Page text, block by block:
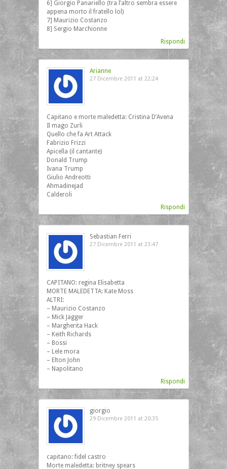
6] Giorgio Panariello (tra l’altro sembra essere
appena morto il fratello lol)
7] Maurizio Costanzo
8] Sergio Marchionne
Rispondi
Arianne
27 Dicembre 2011 at 22:24
Capitano e morte maledetta: Cristina D’Avena
Il mago Zurli
Quello che fa Art Attack
Fabrizio Frizzi
Apicella (il cantante)
Donald Trump
Ivana Trump
Giulio Andreotti
Ahmadinejad
Calderoli
Rispondi
Sebastian Ferri
27 Dicembre 2011 at 23:47
CAPITANO: regina Elisabetta
MORTE MALEDETTA: Kate Moss
ALTRI:
– Maurizio Costanzo
– Mick Jagger
– Margherita Hack
– Keith Richards
– Bossi
– Lele mora
– Elton John
– Napolitano
Rispondi
giorgio
29 Dicembre 2011 at 20:35
capitano: fidel castro
Morte maledetta: britney spears